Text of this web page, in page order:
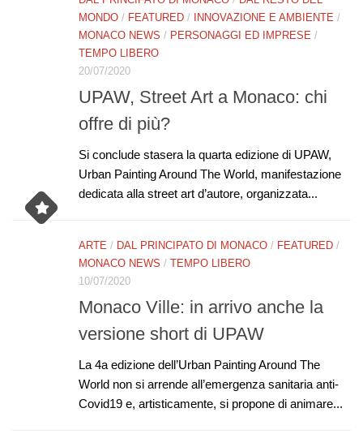
MONDO / FEATURED / INNOVAZIONE E AMBIENTE /
MONACO NEWS / PERSONAGGI ED IMPRESE /
TEMPO LIBERO
20/07/2020
UPAW, Street Art a Monaco: chi
offre di più?
Si conclude stasera la quarta edizione di UPAW,
Urban Painting Around The World, manifestazione
dedicata alla street art d’autore, organizzata...
ARTE / DAL PRINCIPATO DI MONACO / FEATURED /
MONACO NEWS / TEMPO LIBERO
10/07/2020
Monaco Ville: in arrivo anche la
versione short di UPAW
La 4a edizione dell’Urban Painting Around The
World non si arrende all’emergenza sanitaria anti-
Covid19 e, artisticamente, si propone di animare...